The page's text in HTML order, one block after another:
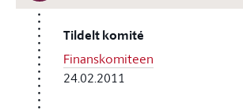
Tildelt komité
Finanskomiteen
24.02.2011